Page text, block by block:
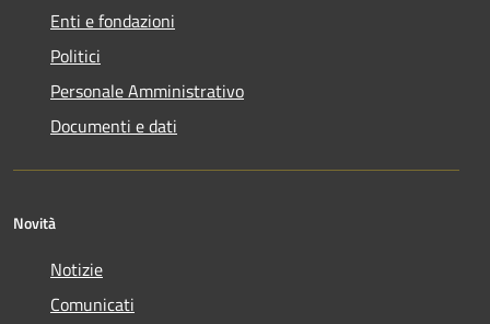
Enti e fondazioni
Politici
Personale Amministrativo
Documenti e dati
Novità
Notizie
Comunicati